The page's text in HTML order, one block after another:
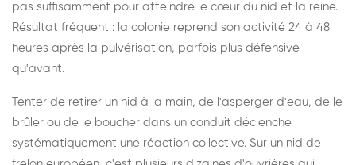
pas suffisamment pour atteindre le cœur du nid et la reine.
Résultat fréquent : la colonie reprend son activité 24 à 48
heures après la pulvérisation, parfois plus défensive
qu'avant.
Tenter de retirer un nid à la main, de l'asperger d'eau, de le
brûler ou de le boucher dans un conduit déclenche
systématiquement une réaction collective. Sur un nid de